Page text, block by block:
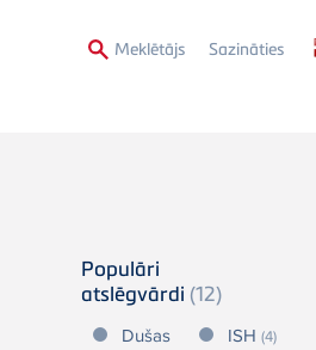
Meklētājs Sazināties
Populāri
atslēgvārdi (12)
Dušas
ISH (4)